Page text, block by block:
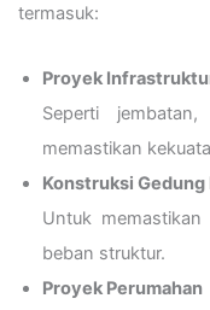
termasuk:
Proyek
Seperti
memastikan
Konstruksi
Untuk
beban struktur.
Proyek Perumahan